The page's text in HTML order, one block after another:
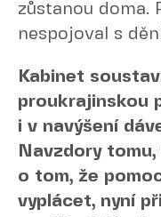
zůstanou doma.
nespojoval s
Kabinet
proukrajinskou
i v navýšení
Navzdory
o tom, že
vyplácet, nyní